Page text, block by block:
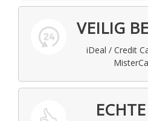
VEILIG
iDeal / Credit